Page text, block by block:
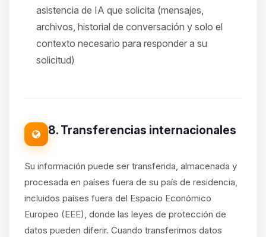
asistencia de IA que solicita (mensajes,
archivos, historial de conversación y solo el
contexto necesario para responder a su
solicitud)
8. Transferencias internacionales
Su información puede ser transferida, almacenada y
procesada en países fuera de su país de residencia,
incluidos países fuera del Espacio Económico
Europeo (EEE), donde las leyes de protección de
datos pueden diferir. Cuando transferimos datos